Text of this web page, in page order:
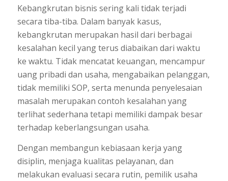
Kebangkrutan bisnis sering kali tidak terjadi
secara tiba-tiba. Dalam banyak kasus,
kebangkrutan merupakan hasil dari berbagai
kesalahan kecil yang terus diabaikan dari waktu
ke waktu. Tidak mencatat keuangan, mencampur
uang pribadi dan usaha, mengabaikan pelanggan,
tidak memiliki SOP, serta menunda penyelesaian
masalah merupakan contoh kesalahan yang
terlihat sederhana tetapi memiliki dampak besar
terhadap keberlangsungan usaha.
Dengan membangun kebiasaan kerja yang
disiplin, menjaga kualitas pelayanan, dan
melakukan evaluasi secara rutin, pemilik usaha